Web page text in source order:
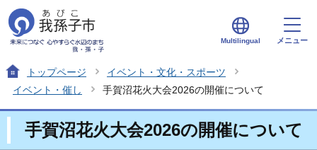
Multilingual メニュー
トップページ
イベント・文化・スポーツ
イベント・催し
手賀沼花火大会2026の開催について
手賀沼花火大会2026の開催について